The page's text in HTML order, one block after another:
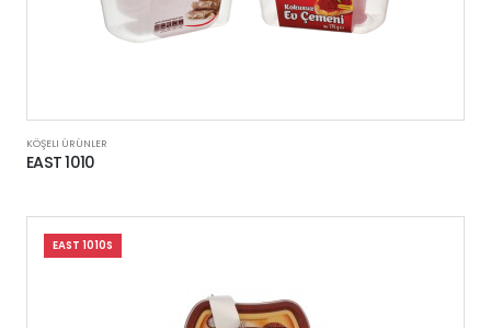
KÖŞELI ÜRÜNLER
EAST 1010
EAST 1010S